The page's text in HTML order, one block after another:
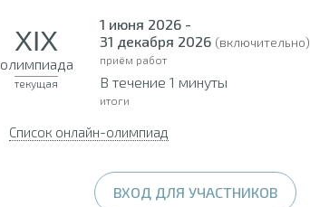
XIX
олимпиада
текущая
1 июня 2026 -
31 декабря 2026 (включительно)
приём работ
В течение 1 минуты
итоги
Список онлайн-олимпиад
ВХОД ДЛЯ УЧАСТНИКОВ